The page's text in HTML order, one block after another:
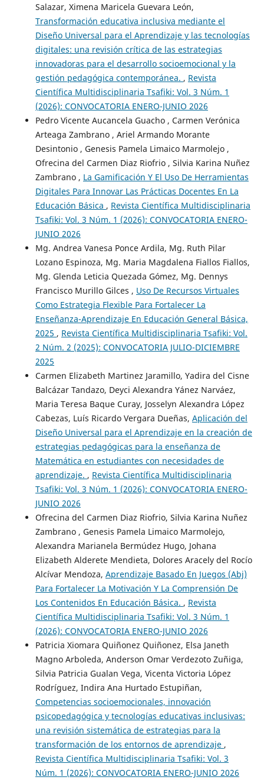
Salazar, Ximena Maricela Guevara León,
Transformación educativa inclusiva mediante el
Diseño Universal para el Aprendizaje y las tecnologías
digitales: una revisión crítica de las estrategias
innovadoras para el desarrollo socioemocional y la
gestión pedagógica contemporánea. , Revista
Científica Multidisciplinaria Tsafiki: Vol. 3 Núm. 1
(2026): CONVOCATORIA ENERO-JUNIO 2026
Pedro Vicente Aucancela Guacho , Carmen Verónica
Arteaga Zambrano , Ariel Armando Morante
Desintonio , Genesis Pamela Limaico Marmolejo ,
Ofrecina del Carmen Diaz Riofrio , Silvia Karina Nuñez
Zambrano , La Gamificación Y El Uso De Herramientas
Digitales Para Innovar Las Prácticas Docentes En La
Educación Básica , Revista Científica Multidisciplinaria
Tsafiki: Vol. 3 Núm. 1 (2026): CONVOCATORIA ENERO-
JUNIO 2026
Mg. Andrea Vanesa Ponce Ardila, Mg. Ruth Pilar
Lozano Espinoza, Mg. Maria Magdalena Fiallos Fiallos,
Mg. Glenda Leticia Quezada Gómez, Mg. Dennys
Francisco Murillo Gilces , Uso De Recursos Virtuales
Como Estrategia Flexible Para Fortalecer La
Enseñanza-Aprendizaje En Educación General Básica,
2025 , Revista Científica Multidisciplinaria Tsafiki: Vol.
2 Núm. 2 (2025): CONVOCATORIA JULIO-DICIEMBRE
2025
Carmen Elizabeth Martinez Jaramillo, Yadira del Cisne
Balcázar Tandazo, Deyci Alexandra Yánez Narváez,
Maria Teresa Baque Curay, Josselyn Alexandra López
Cabezas, Luís Ricardo Vergara Dueñas, Aplicación del
Diseño Universal para el Aprendizaje en la creación de
estrategias pedagógicas para la enseñanza de
Matemática en estudiantes con necesidades de
aprendizaje. , Revista Científica Multidisciplinaria
Tsafiki: Vol. 3 Núm. 1 (2026): CONVOCATORIA ENERO-
JUNIO 2026
Ofrecina del Carmen Diaz Riofrio, Silvia Karina Nuñez
Zambrano , Genesis Pamela Limaico Marmolejo,
Alexandra Marianela Bermúdez Hugo, Johana
Elizabeth Alderete Mendieta, Dolores Aracely del Rocío
Alcívar Mendoza, Aprendizaje Basado En Juegos (Abj)
Para Fortalecer La Motivación Y La Comprensión De
Los Contenidos En Educación Básica. , Revista
Científica Multidisciplinaria Tsafiki: Vol. 3 Núm. 1
(2026): CONVOCATORIA ENERO-JUNIO 2026
Patricia Xiomara Quiñonez Quiñonez, Elsa Janeth
Magno Arboleda, Anderson Omar Verdezoto Zuñiga,
Silvia Patricia Gualan Vega, Vicenta Victoria López
Rodríguez, Indira Ana Hurtado Estupiñan,
Competencias socioemocionales, innovación
psicopedagógica y tecnologías educativas inclusivas:
una revisión sistemática de estrategias para la
transformación de los entornos de aprendizaje ,
Revista Científica Multidisciplinaria Tsafiki: Vol. 3
Núm. 1 (2026): CONVOCATORIA ENERO-JUNIO 2026